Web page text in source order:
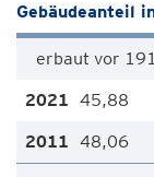
Gebäudeanteil
erbaut vor
45,88
48,06